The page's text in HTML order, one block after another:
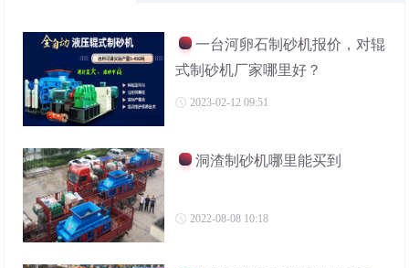
一台河卵石制砂机报价，对辊
式制砂机厂家哪里好？
2023-02-12 09:51
洞渣制砂机哪里能买到
2022-08-08 10:18